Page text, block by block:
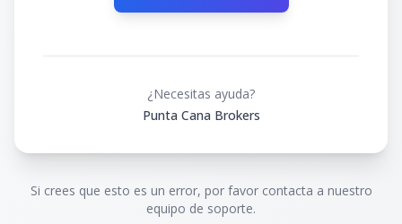
¿Necesitas ayuda?
Punta Cana Brokers
Si crees que esto es un error, por favor contacta a nuestro
equipo de soporte.